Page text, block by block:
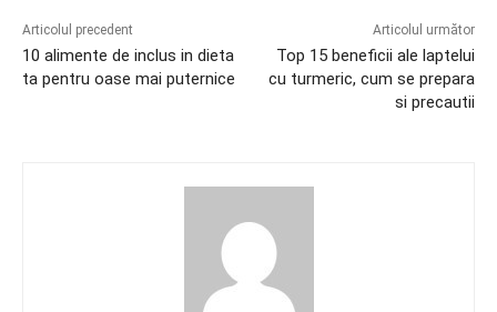
Articolul precedent
10 alimente de inclus in dieta
ta pentru oase mai puternice
Articolul următor
Top 15 beneficii ale laptelui
cu turmeric, cum se prepara
si precautii